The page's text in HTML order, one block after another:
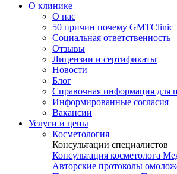
О клинике
О нас
50 причин почему GMTClinic
Социальная ответственность
Отзывы
Лицензии и сертификаты
Новости
Блог
Справочная информация для
Информированные согласия
Вакансии
Услуги и цены
Косметология
Консультации специалистов
Консультация косметолога
Авторские протоколы